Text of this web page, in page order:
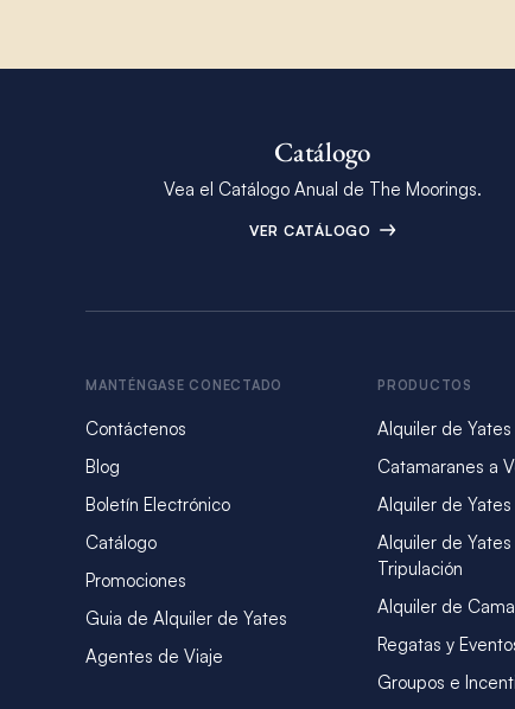
Catálogo
Vea el Catálogo Anual de The Moorings.
VER CATÁLOGO
MANTÉNGASE CONECTADO
Contáctenos
Blog
Boletín Electrónico
Catálogo
Promociones
Guia de Alquiler de Yates
Agentes de Viaje
PRODUCTOS
Alquiler de Yates
Catamaranes a
Alquiler de
Alquiler de Yates
Tripulación
Alquiler de
Regatas y
Groupos e